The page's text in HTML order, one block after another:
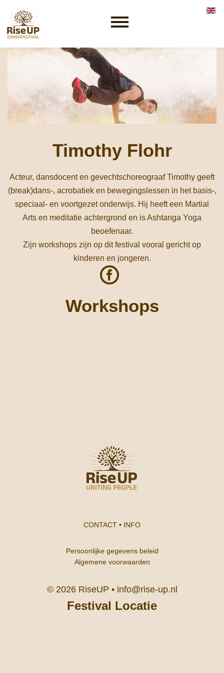
Timothy Flohr
Acteur, dansdocent en gevechtschoreograaf Timothy geeft
(break)dans-, acrobatiek en bewegingslessen in het basis-,
speciaal- en voortgezet onderwijs. Hij heeft een Martial
Arts en meditatie achtergrond en is Ashtanga Yoga
beoefenaar.
Zijn workshops zijn op dit festival vooral gericht op
kinderen en jongeren.
Workshops
CONTACT • INFO
Persoonlijke gegevens beleid
Algemene voorwaarden
© 2026 RiseUP • info@rise-up.nl
Festival Locatie